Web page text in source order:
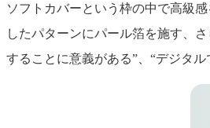
ソフトカバーという枠の中で高級
したパターンにパール箔を施す、
することに意義がある”、“デジタ